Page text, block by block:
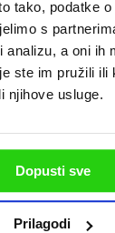
tako, podatke
s
analizu, a oni ih
ste im pružili ili
njihove usluge.
Dopusti sve
Prilagodi